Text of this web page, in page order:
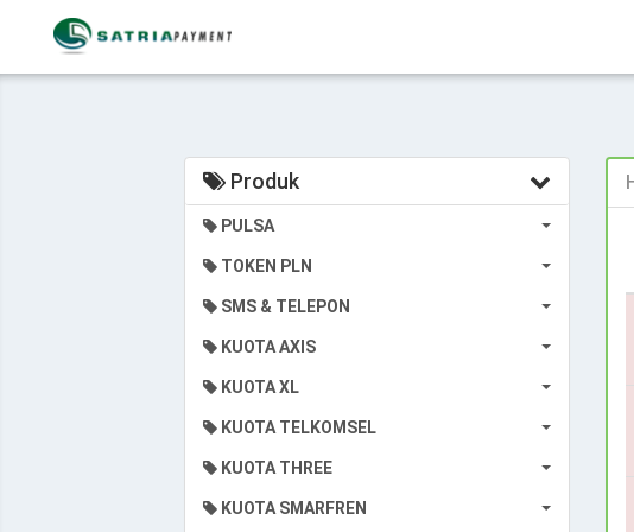
Produk
PULSA
TOKEN PLN
SMS & TELEPON
KUOTA AXIS
KUOTA XL
KUOTA TELKOMSEL
KUOTA THREE
KUOTA SMARFREN